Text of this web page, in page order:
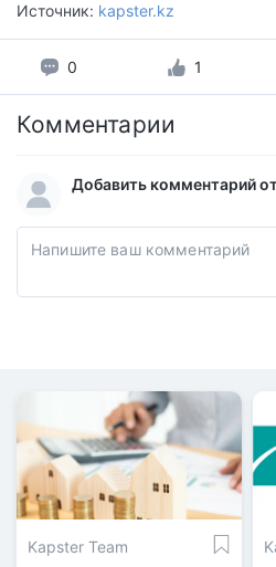
Источник: kapster.kz
0 1
Комментарии
Добавить комментарий
Kapster Team